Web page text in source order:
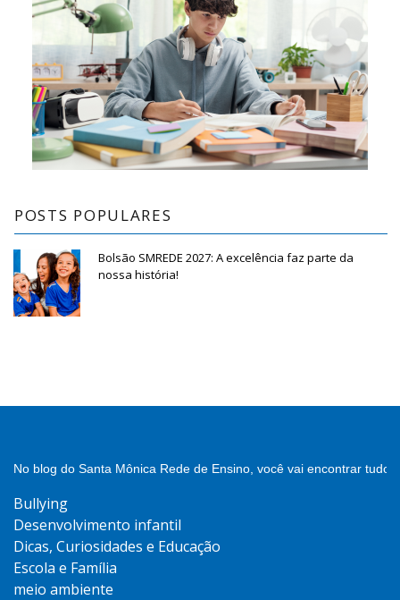
POSTS POPULARES
Bolsão SMREDE 2027: A excelência faz parte da
nossa história!
No blog do Santa Mônica Rede de Ensino, você vai encontrar
Bullying
Desenvolvimento infantil
Dicas, Curiosidades e Educação
Escola e Família
meio ambiente